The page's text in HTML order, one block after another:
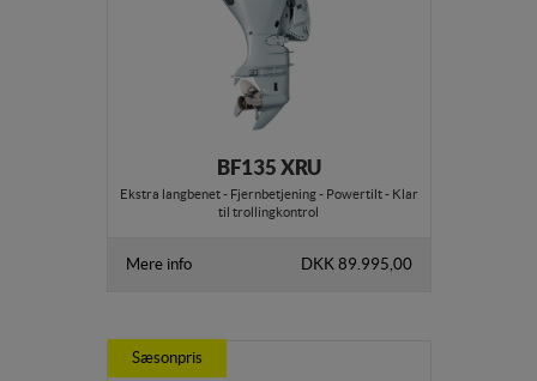
BF135 XRU
Ekstra langbenet - Fjernbetjening - Powertilt - Klar
til trollingkontrol
Mere info DKK 89.995,00
Sæsonpris